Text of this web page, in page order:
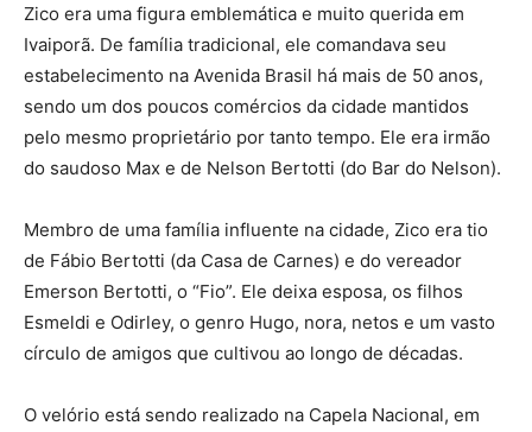
Zico era uma figura emblemática e muito querida em
Ivaiporã. De família tradicional, ele comandava seu
estabelecimento na Avenida Brasil há mais de 50 anos,
sendo um dos poucos comércios da cidade mantidos
pelo mesmo proprietário por tanto tempo. Ele era irmão
do saudoso Max e de Nelson Bertotti (do Bar do Nelson).
Membro de uma família influente na cidade, Zico era tio
de Fábio Bertotti (da Casa de Carnes) e do vereador
Emerson Bertotti, o “Fio”. Ele deixa esposa, os filhos
Esmeldi e Odirley, o genro Hugo, nora, netos e um vasto
círculo de amigos que cultivou ao longo de décadas.
O velório está sendo realizado na Capela Nacional, em